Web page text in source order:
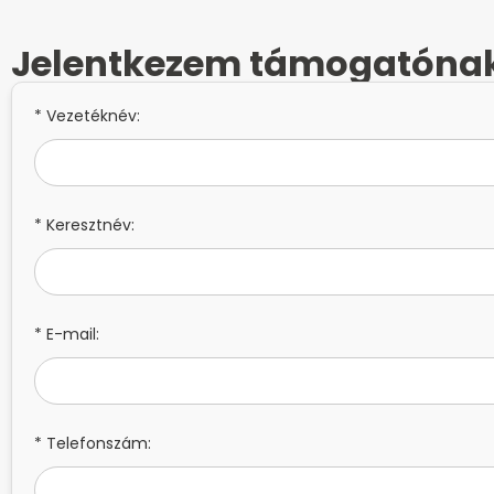
Jelentkezem
* Vezetéknév:
* Keresztnév:
* E-mail:
* Telefonszám: